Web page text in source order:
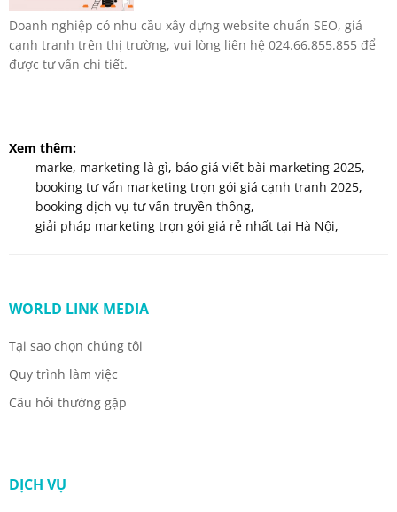
Doanh nghiệp có nhu cầu xây dựng website chuẩn SEO, giá
cạnh tranh trên thị trường, vui lòng liên hệ 024.66.855.855 để
được tư vấn chi tiết.
Xem thêm:
marke, marketing là gì, báo giá viết bài marketing 2025,
booking tư vấn marketing trọn gói giá cạnh tranh 2025,
booking dịch vụ tư vấn truyền thông,
giải pháp marketing trọn gói giá rẻ nhất tại Hà Nội,
WORLD LINK MEDIA
Tại sao chọn chúng tôi
Quy trình làm việc
Câu hỏi thường gặp
DỊCH VỤ